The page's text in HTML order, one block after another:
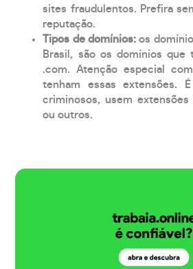
sites fraudulentos. Prefira
reputação.
Tipos de domínios:os
Brasil, são os domínios que
.com. Atenção especial
tenham essas extensões.
criminosos, usem
ou outros.